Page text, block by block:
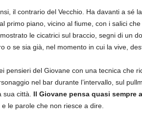
il contrario del Vecchio. Ha davanti a sé
primo piano, vicino al fiume, con i salici
le cicatrici sul braccio, segni di un
o se sia già, nel momento in cui la vive,
pensieri del Giovane con una tecnica che
nel bar durante l’intervallo, sul
sua città. Il Giovane pensa quasi sempre
le parole che non riesce a dire.